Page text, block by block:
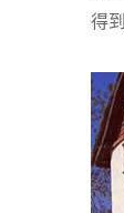
得